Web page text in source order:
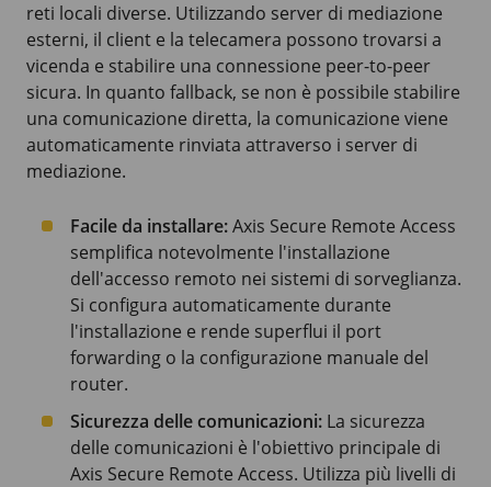
reti locali diverse. Utilizzando server di mediazione
esterni, il client e la telecamera possono trovarsi a
vicenda e stabilire una connessione peer-to-peer
sicura. In quanto fallback, se non è possibile stabilire
una comunicazione diretta, la comunicazione viene
automaticamente rinviata attraverso i server di
mediazione.
Facile da installare:Axis Secure Remote Access
semplifica notevolmente l'installazione
dell'accesso remoto nei sistemi di sorveglianza.
Si configura automaticamente durante
l'installazione e rende superflui il port
forwarding o la configurazione manuale del
router.
Sicurezza delle comunicazioni: La sicurezza
delle comunicazioni è l'obiettivo principale di
Axis Secure Remote Access. Utilizza più livelli di